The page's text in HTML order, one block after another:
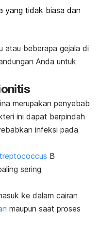
yang tidak biasa dan
atau beberapa gejala di
Anda untuk
merupakan penyebab
ini dapat berpindah
infeksi pada
B
sering
ke dalam cairan
maupun saat proses